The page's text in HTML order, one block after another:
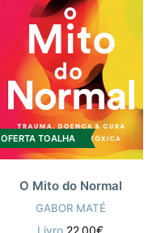
OFERTA TOALHA
O Mito do Normal
GABOR MATÉ
Livro 22,00€